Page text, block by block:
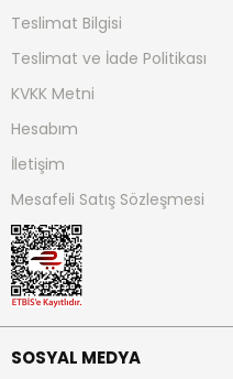
Teslimat Bilgisi
Teslimat ve İade Politikası
KVKK Metni
Hesabım
İletişim
Mesafeli Satış Sözleşmesi
SOSYAL MEDYA